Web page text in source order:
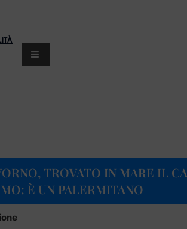
TROVATO IN MARE IL
È UN PALERMITANO